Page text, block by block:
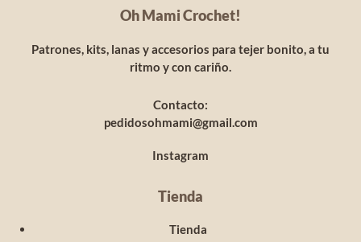
Oh Mami Crochet!
Patrones, kits, lanas y accesorios para tejer bonito, a tu
ritmo y con cariño.
Contacto:
pedidosohmami@gmail.com
Instagram
Tienda
Tienda